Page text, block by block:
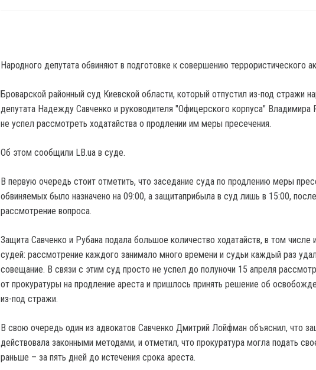
Народного депутата обвиняют в подготовке к совершению террористического
Броварской районный суд Киевской области, который отпустил из-под стражи
депутата Надежду Савченко и руководителя "Офицерского корпуса" Владимира
не успел рассмотреть ходатайства о продлении им меры пресечения.
Об этом сообщили LB.ua в суде.
В первую очередь стоит отметить, что заседание суда по продлению меры
обвиняемых было назначено на 09:00, а защитаприбыла в суд лишь в 15:00,
рассмотрение вопроса.
Защита Савченко и Рубана подала большое количество ходатайств, в том числе
судей: рассмотрение каждого занимало много времени и судьи каждый раз
совещание. В связи с этим суд просто не успел до полуночи 15 апреля
от прокуратуры на продление ареста и пришлось принять решение об
из-под стражи.
В свою очередь один из адвокатов Савченко Дмитрий Лойфман объяснил, что
действовала законными методами, и отметил, что прокуратура могла подать
раньше – за пять дней до истечения срока ареста.